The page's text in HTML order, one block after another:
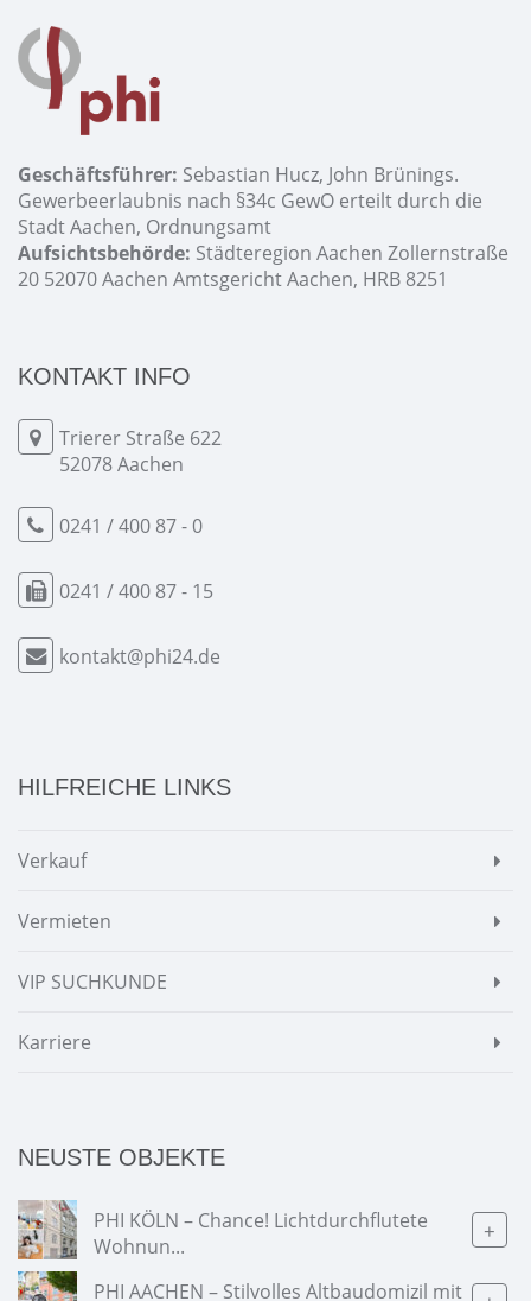
Geschäftsführer: Sebastian Hucz, John Brünings.
Gewerbeerlaubnis nach §34c GewO erteilt durch die
Stadt Aachen, Ordnungsamt
Aufsichtsbehörde: Städteregion Aachen Zollernstraße
20 52070 Aachen Amtsgericht Aachen, HRB 8251
KONTAKT INFO
Trierer Straße 622
52078 Aachen
0241 / 400 87 - 0
0241 / 400 87 - 15
kontakt@phi24.de
HILFREICHE LINKS
Verkauf
Vermieten
VIP SUCHKUNDE
Karriere
NEUSTE OBJEKTE
PHI KÖLN – Chance! Lichtdurchflutete
Wohnun...
+
PHI AACHEN – Stilvolles Altbaudomizil mit